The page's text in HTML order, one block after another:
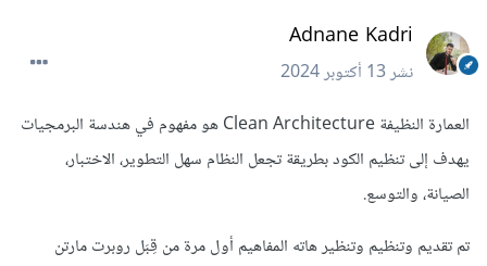
Adnane Kadri
نشر13 أكتوبر 2024
العمارة النظيفة Clean Architecture هو مفهوم في هندسة البرمجيات
يهدف إلى تنظيم الكود بطريقة تجعل النظام سهل التطوير، الاختبار،
الصيانة، والتوسع.
تم تقديم وتنظيم وتنظير هاته المفاهيم أول مرة من قِبَل روبرت مارتن